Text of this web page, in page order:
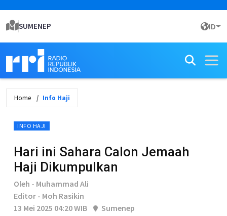
SUMENEP ID
Home Info Haji
INFO HAJI
Hari ini Sahara Calon Jemaah
Haji Dikumpulkan
Oleh - Muhammad Ali
Editor - Moh Rasikin
13 Mei 2025 04:20 WIB
Sumenep